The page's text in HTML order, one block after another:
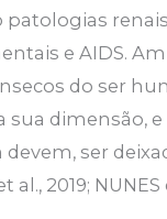
e AIDS.
do ser
sua dimensão,
ser
al., 2019;